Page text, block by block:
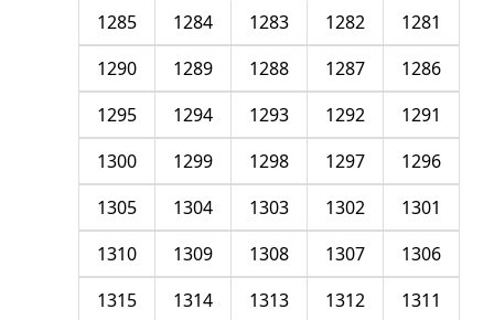
1281
1282
1283
1284
1285
1286
1287
1288
1289
1290
1291
1292
1293
1294
1295
1296
1297
1298
1299
1300
1301
1302
1303
1304
1305
1306
1307
1308
1309
1310
1311
1312
1313
1314
1315